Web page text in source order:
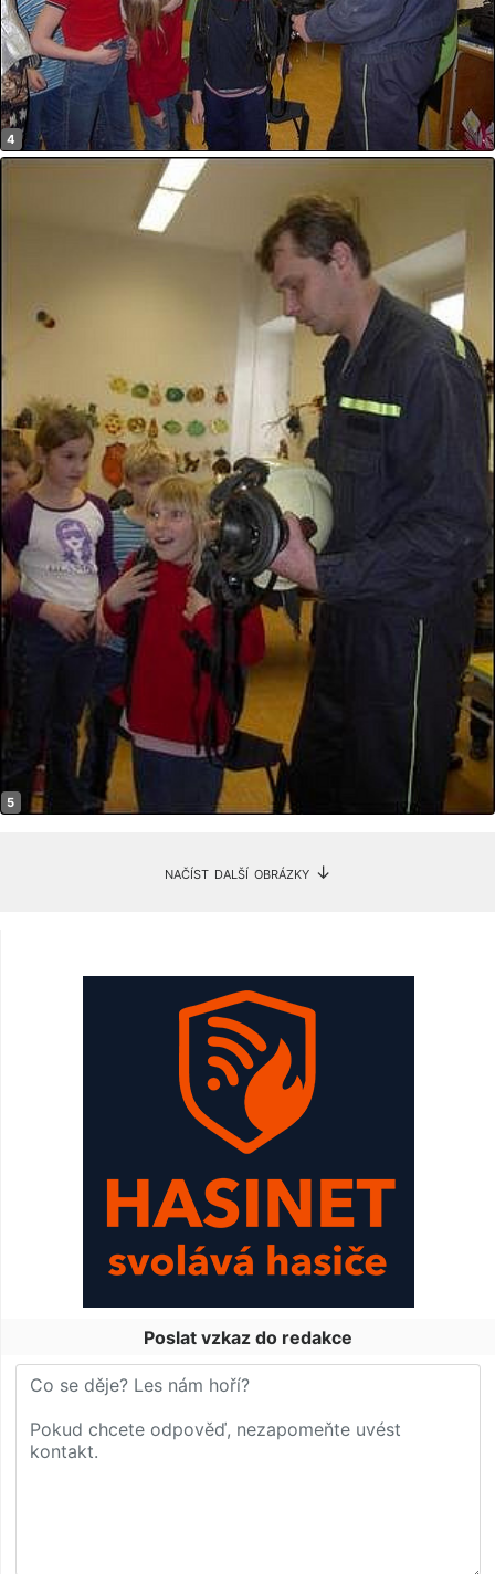
načíst další obrázky ↓
Poslat vzkaz do redakce